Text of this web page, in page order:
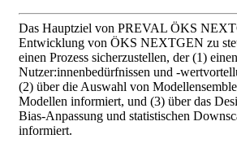
Das Hauptziel von PREVAL ÖKS
Entwicklung von ÖKS NEXTGEN zu
einen Prozess sicherzustellen, der (1)
Nutzer:innenbedürfnissen und -
(2) über die Auswahl von
Modellen informiert, und (3) über das
Bias-Anpassung und statistischen
informiert.